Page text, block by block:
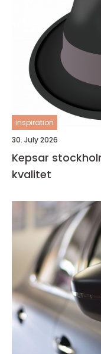
inspiration
30. July 2026
Kepsar stockholm guide till stil,
kvalitet